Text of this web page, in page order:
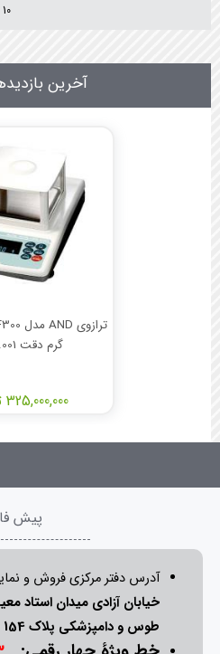
10
آخرین
گرم دقت 0.001 گرم
325,000,000 تومان
پیش
آدرس دفتر مرکزی فروش و
طوس و دامپزشکی پلاک 154 - 156 - 158